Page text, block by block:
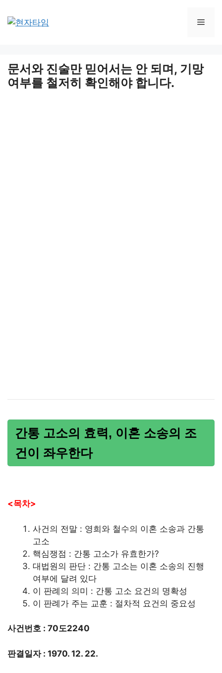
문서와 진술만 믿어서는 안 되며, 기망
여부를 철저히 확인해야 합니다.
간통 고소의 효력, 이혼 소송의 조
건이 좌우한다
<목차>
사건의 전말 : 영희와 철수의 이혼 소송과 간통
고소
핵심쟁점 : 간통 고소가 유효한가?
대법원의 판단 : 간통 고소는 이혼 소송의 진행
여부에 달려 있다
이 판례의 의미 : 간통 고소 요건의 명확성
이 판례가 주는 교훈 : 절차적 요건의 중요성
사건번호 : 70도2240
판결일자 : 1970. 12. 22.